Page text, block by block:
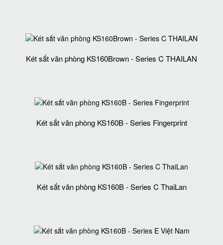
Két sắt văn phòng KS160Brown - Series C THAILAN
Két sắt văn phòng KS160B - Series Fingerprint
Két sắt văn phòng KS160B - Series C ThaiLan